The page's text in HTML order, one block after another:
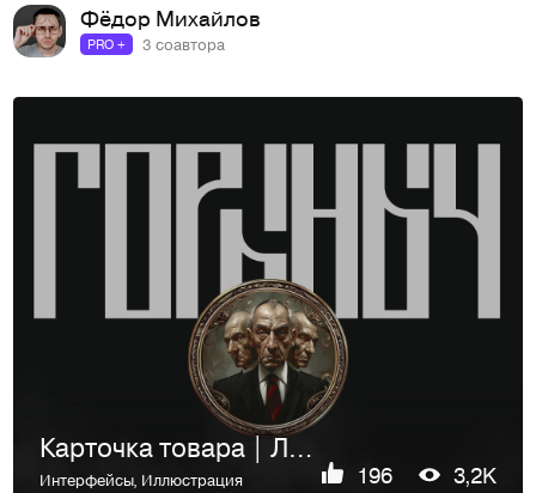
Фёдор Михайлов
PRO + 3 соавтора
Карточка товара | Лукоморье 2024
Интерфейсы, Иллюстрация 196 3,2K